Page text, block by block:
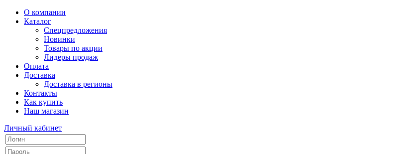
О компании
Каталог
Спецпредложения
Новинки
Товары по акции
Лидеры продаж
Оплата
Доставка
Доставка в регионы
Контакты
Как купить
Наш магазин
Личный кабинет